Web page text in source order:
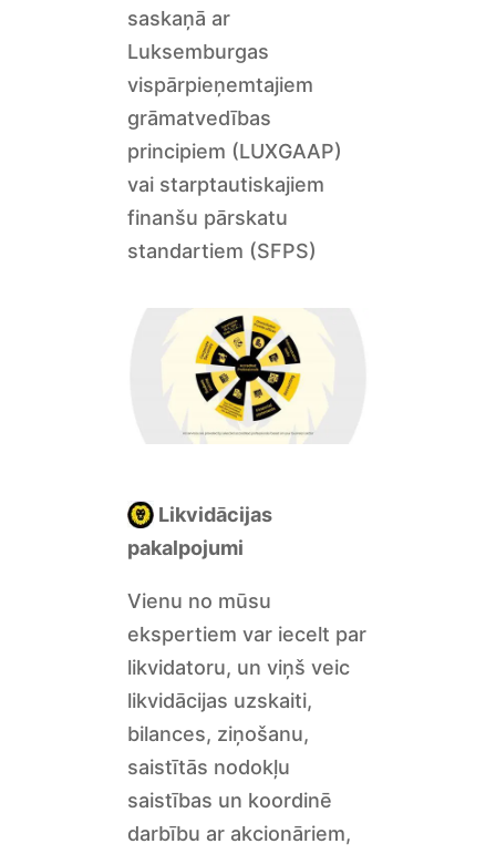
saskaņā ar
Luksemburgas
vispārpieņemtajiem
grāmatvedības
principiem (LUXGAAP)
vai starptautiskajiem
finanšu pārskatu
standartiem (SFPS)
Likvidācijas
pakalpojumi
Vienu no mūsu
ekspertiem var iecelt par
likvidatoru, un viņš veic
likvidācijas uzskaiti,
bilances, ziņošanu,
saistītās nodokļu
saistības un koordinē
darbību ar akcionāriem,